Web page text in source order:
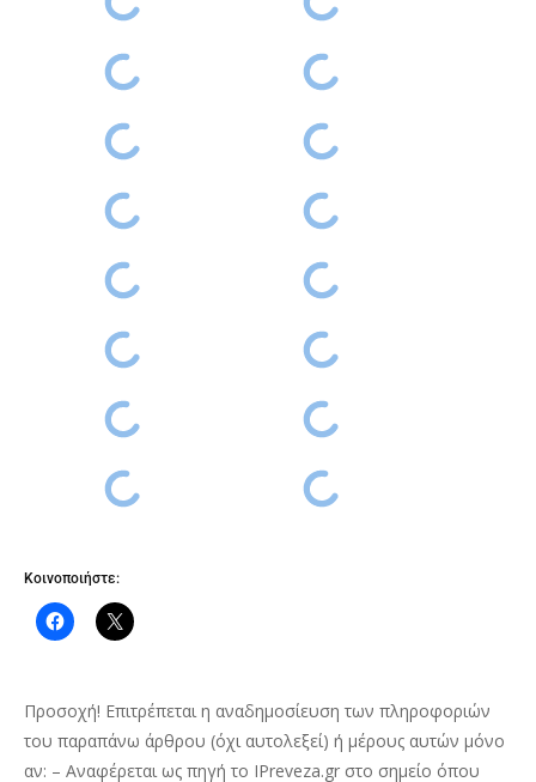
Κοινοποιήστε:
Προσοχή! Επιτρέπεται η αναδημοσίευση των πληροφοριών
του παραπάνω άρθρου (όχι αυτολεξεί) ή μέρους αυτών μόνο
αν: – Αναφέρεται ως πηγή το IPreveza.gr στο σημείο όπου